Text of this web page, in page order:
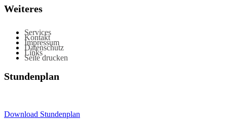
Weiteres
Services
Kontakt
Impressum
Datenschutz
Links
Seite drucken
Stundenplan
Download Stundenplan